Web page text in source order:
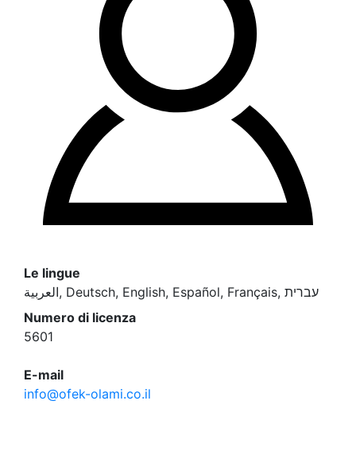
Le lingue
العربية, Deutsch, English, Español, Français, עברית
Numero di licenza
5601
E-mail
info@ofek-olami.co.il